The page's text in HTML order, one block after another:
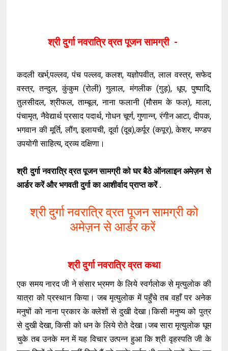
श्री दुर्गा नवरात्रि व्रत पूजन सामग्री -
कदली खर्भ,पल्लव, पंच पल्लव, कलश, यज्ञोपवीत, लाल वस्त्र, सफेद
वस्त्र, तन्दुल, कुंकुम (रोली) गुलाल, मंगलीक (गुड़), धूप, पुष्पादि,
तुलसीदल, श्रीफल, ताम्बूल, नाना फलानी (मौसम के फल), माला,
पंचामृत, नैवेद्यार्थ प्रसाद पदार्थ, गोधन चूर्ण, गुणान्न, रंगीन आटा, दीपक,
भगवान की मूर्ति, लौंग, इलायची, दूर्वा (दूब),कर्पूर (कपूर), केशर, मण्डप
उपयोगी साहित्य, द्रव्य दक्षिणा।
श्री दुर्गा नवरात्रि व्रत पूजन सामग्री को घर बैठे ऑनलाइन अमेज़न से
आर्डर करें और भगवती दुर्गा का आशीर्वाद प्राप्त करें .
श्री दुर्गा नवरात्रि व्रत पूजन सामग्री को
अमेज़न से आर्डर करें
श्री दुर्गा नवरात्रि व्रत कथा
एक समय नारद जी ने संसार भ्रमण के लिये स्वर्गलोक से मृत्युलोक की
यात्रा को प्रस्थान किया। जब मृत्युलोक में पहुँचे तब वहाँ पर अनेक
मनुषों को नाना प्रकार के क्लेशों से दुखी देखा।किसी मनुष्य को पुत्र
से दुखी देखा, किसी को धन के लिये रोते देखा।जब सारा मृत्युलोक घूम
चुके तब उनके मन में यह विचार उत्पन्न हुआ कि श्री वृहस्पति जी के